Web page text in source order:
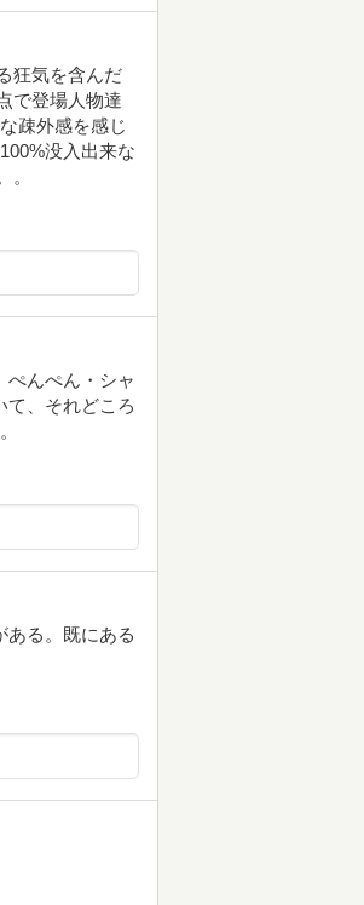
狂気を含んだ
で登場人物達
疎外感を感じ
没入出来な
。
ぺんぺん・シャ
て、それどころ
る。既にある